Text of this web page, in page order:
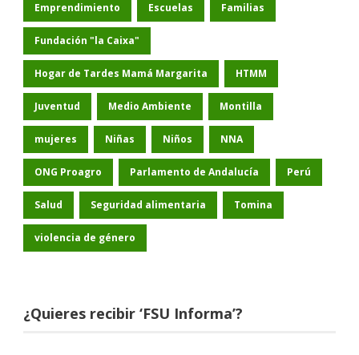
Emprendimiento Escuelas Familias
Fundación "la Caixa"
Hogar de Tardes Mamá Margarita HTMM
Juventud Medio Ambiente Montilla
mujeres Niñas Niños NNA
ONG Proagro Parlamento de Andalucía Perú
Salud Seguridad alimentaria Tomina
violencia de género
¿Quieres recibir ‘FSU Informa’?